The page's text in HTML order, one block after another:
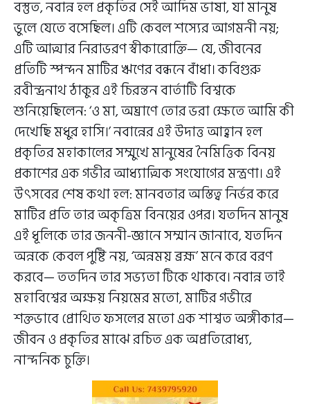
বস্তুত, নবান্ন হল প্রকৃতির সেই আদিম ভাষা, যা মানুষ
ভুলে যেতে বসেছিল। এটি কেবল শস্যের আগমনী নয়;
এটি আত্মার নিরাভরণ স্বীকারোক্তি— যে, জীবনের
প্রতিটি স্পন্দন মাটির ঋণের বন্ধনে বাঁধা। কবিগুরু
রবীন্দ্রনাথ ঠাকুর এই চিরন্তন বার্তাটি বিশ্বকে
শুনিয়েছিলেন: ‘ও মা, অঘ্রাণে তোর ভরা ক্ষেতে আমি কী
দেখেছি মধুর হাসি।’ নবান্নের এই উদাত্ত আহ্বান হল
প্রকৃতির মহাকালের সম্মুখে মানুষের নৈমিত্তিক বিনয়
প্রকাশের এক গভীর আধ্যাত্মিক সংযোগের মন্ত্রণা। এই
উৎসবের শেষ কথা হল: মানবতার অস্তিত্ব নির্ভর করে
মাটির প্রতি তার অকৃত্রিম বিনয়ের ওপর। যতদিন মানুষ
এই ধূলিকে তার জননী-জ্ঞানে সম্মান জানাবে, যতদিন
অন্নকে কেবল পুষ্টি নয়, ‘অন্নময় ব্রহ্ম’ মনে করে বরণ
করবে— ততদিন তার সভ্যতা টিকে থাকবে। নবান্ন তাই
মহাবিশ্বের অক্ষয় নিয়মের মতো, মাটির গভীরে
শক্তভাবে প্রোথিত ফসলের মতো এক শাশ্বত অঙ্গীকার—
জীবন ও প্রকৃতির মাঝে রচিত এক অপ্রতিরোধ্য,
নান্দনিক চুক্তি।